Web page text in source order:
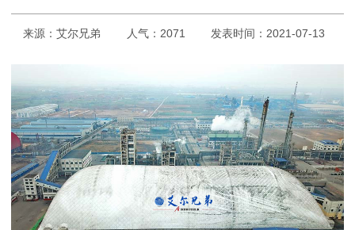
来源：艾尔兄弟 人气：2071 发表时间：2021-07-13